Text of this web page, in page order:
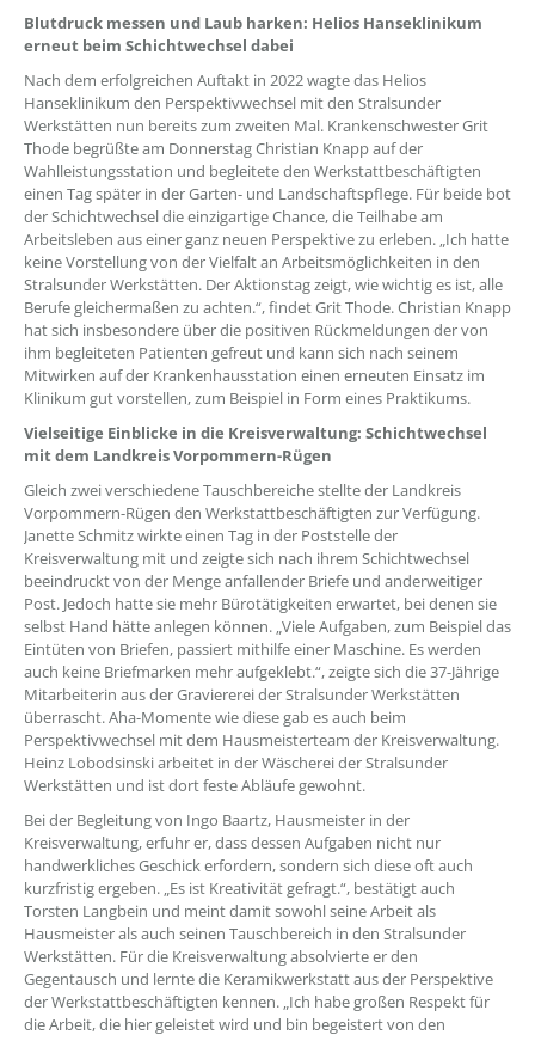
Blutdruck messen und Laub harken: Helios Hanseklinikum
erneut beim Schichtwechsel dabei
Nach dem erfolgreichen Auftakt in 2022 wagte das Helios
Hanseklinikum den Perspektivwechsel mit den Stralsunder
Werkstätten nun bereits zum zweiten Mal. Krankenschwester Grit
Thode begrüßte am Donnerstag Christian Knapp auf der
Wahlleistungsstation und begleitete den Werkstattbeschäftigten
einen Tag später in der Garten- und Landschaftspflege. Für beide bot
der Schichtwechsel die einzigartige Chance, die Teilhabe am
Arbeitsleben aus einer ganz neuen Perspektive zu erleben. „Ich hatte
keine Vorstellung von der Vielfalt an Arbeitsmöglichkeiten in den
Stralsunder Werkstätten. Der Aktionstag zeigt, wie wichtig es ist, alle
Berufe gleichermaßen zu achten.“, findet Grit Thode. Christian Knapp
hat sich insbesondere über die positiven Rückmeldungen der von
ihm begleiteten Patienten gefreut und kann sich nach seinem
Mitwirken auf der Krankenhausstation einen erneuten Einsatz im
Klinikum gut vorstellen, zum Beispiel in Form eines Praktikums.
Vielseitige Einblicke in die Kreisverwaltung: Schichtwechsel
mit dem Landkreis Vorpommern-Rügen
Gleich zwei verschiedene Tauschbereiche stellte der Landkreis
Vorpommern-Rügen den Werkstattbeschäftigten zur Verfügung.
Janette Schmitz wirkte einen Tag in der Poststelle der
Kreisverwaltung mit und zeigte sich nach ihrem Schichtwechsel
beeindruckt von der Menge anfallender Briefe und anderweitiger
Post. Jedoch hatte sie mehr Bürotätigkeiten erwartet, bei denen sie
selbst Hand hätte anlegen können. „Viele Aufgaben, zum Beispiel das
Eintüten von Briefen, passiert mithilfe einer Maschine. Es werden
auch keine Briefmarken mehr aufgeklebt.“, zeigte sich die 37-Jährige
Mitarbeiterin aus der Graviererei der Stralsunder Werkstätten
überrascht. Aha-Momente wie diese gab es auch beim
Perspektivwechsel mit dem Hausmeisterteam der Kreisverwaltung.
Heinz Lobodsinski arbeitet in der Wäscherei der Stralsunder
Werkstätten und ist dort feste Abläufe gewohnt.
Bei der Begleitung von Ingo Baartz, Hausmeister in der
Kreisverwaltung, erfuhr er, dass dessen Aufgaben nicht nur
handwerkliches Geschick erfordern, sondern sich diese oft auch
kurzfristig ergeben. „Es ist Kreativität gefragt.“, bestätigt auch
Torsten Langbein und meint damit sowohl seine Arbeit als
Hausmeister als auch seinen Tauschbereich in den Stralsunder
Werkstätten. Für die Kreisverwaltung absolvierte er den
Gegentausch und lernte die Keramikwerkstatt aus der Perspektive
der Werkstattbeschäftigten kennen. „Ich habe großen Respekt für
die Arbeit, die hier geleistet wird und bin begeistert von den